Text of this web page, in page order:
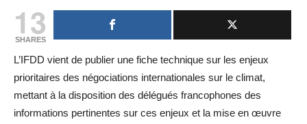
13
SHARES
L’IFDD vient de publier une fiche technique sur les enjeux
prioritaires des négociations internationales sur le climat,
mettant à la disposition des délégués francophones des
informations pertinentes sur ces enjeux et la mise en œuvre